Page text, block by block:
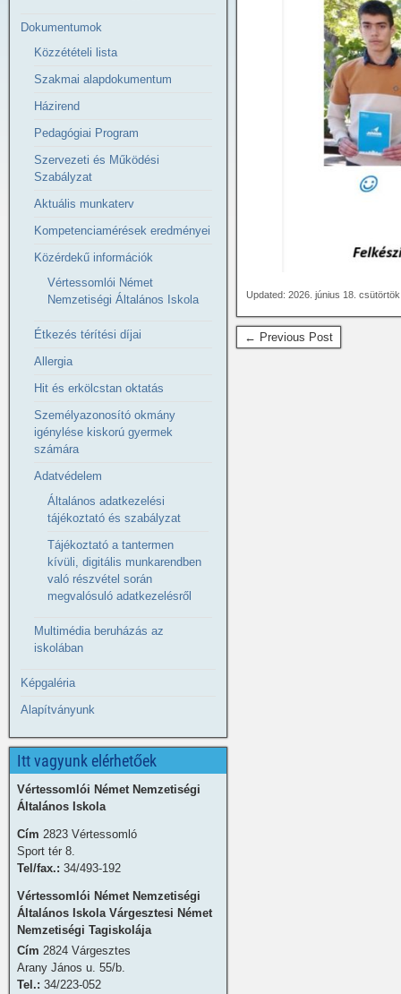
Updated: 2026. június 18.
← Previous Post
Dokumentumok
Közzétételi lista
Szakmai alapdokumentum
Házirend
Pedagógiai Program
Szervezeti és Működési
Szabályzat
Aktuális munkaterv
Kompetenciamérések eredményei
Közérdekű információk
Vértessomlói Német
Nemzetiségi Általános Iskola
Étkezés térítési díjai
Allergia
Hit és erkölcstan oktatás
Személyazonosító okmány
igénylése kiskorú gyermek
számára
Adatvédelem
Általános adatkezelési
tájékoztató és szabályzat
Tájékoztató a tantermen
kívüli, digitális munkarendben
való részvétel során
megvalósuló adatkezelésről
Multimédia beruházás az
iskolában
Képgaléria
Alapítványunk
Itt vagyunk elérhetőek
Vértessomlói Német Nemzetiségi
Általános Iskola
Cím 2823 Vértessomló
Sport tér 8.
Tel/fax.: 34/493-192
Vértessomlói Német Nemzetiségi
Általános Iskola Várgesztesi Német
Nemzetiségi Tagiskolája
Cím 2824 Várgesztes
Arany János u. 55/b.
Tel.: 34/223-052